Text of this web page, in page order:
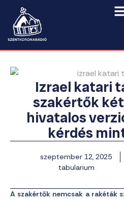
Izrael katari
szakértők
hivatalos
kérdés
szeptember 12, 2025
tabularium
A szakértők nemcsak a rakéták